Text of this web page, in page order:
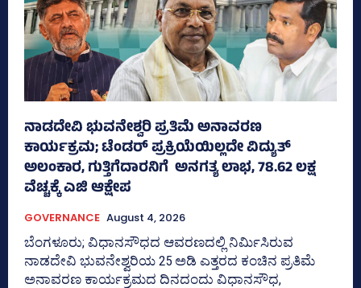
ನಾಡದೇವಿ ಭುವನೇಶ್ವರಿ ಪ್ರತಿಮೆ ಅನಾವರಣ
ಕಾರ್ಯಕ್ರಮ; ಟೆಂಡರ್ ಪ್ರಕ್ರಿಯೆಯಿಲ್ಲದೇ ವಿದ್ಯುತ್‌
ಅಲಂಕಾರ, ಗುತ್ತಿಗೆದಾರನಿಗೆ ಅನಗತ್ಯ ಲಾಭ, 78.62 ಲಕ್ಷ
ವೆಚ್ಚಕ್ಕೆ ಎಜಿ ಆಕ್ಷೇಪ
GOVERNANCE August 4, 2026
ಬೆಂಗಳೂರು; ವಿಧಾನಸೌಧದ ಆವರಣದಲ್ಲಿ ನಿರ್ಮಿಸಿರುವ
ನಾಡದೇವಿ ಭುವನೇಶ್ವರಿಯ 25 ಅಡಿ ಎತ್ತರದ ಕಂಚಿನ ಪ್ರತಿಮೆ
ಅನಾವರಣ ಕಾರ್ಯಕ್ರಮದ ದಿನದಂದು ವಿಧಾನಸೌಧ,